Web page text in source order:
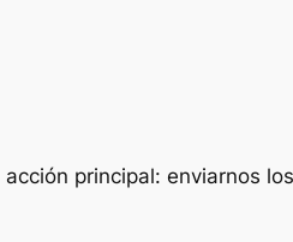
principal: enviarnos